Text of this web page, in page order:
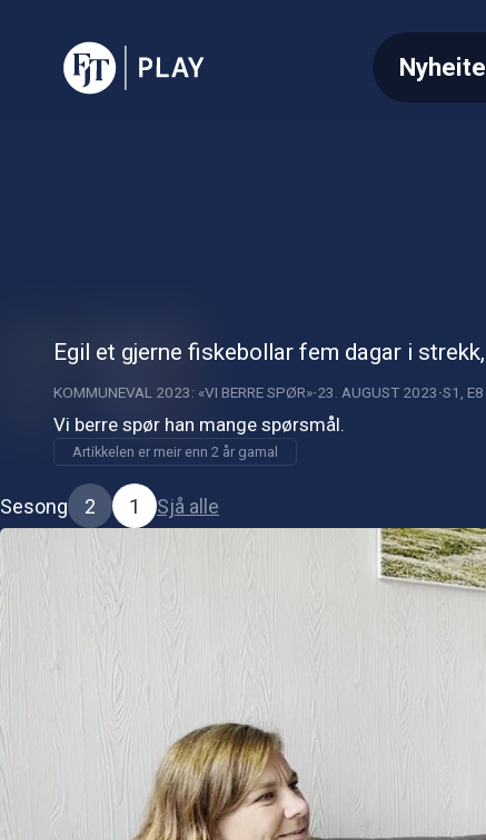
Egil et gjerne fiskebollar fem dagar i
KOMMUNEVAL 2023: «VI BERRE SPØR» 23. AUGUST 2023 S1, E8
Vi berre spør han mange spørsmål.
Artikkelen er meir enn 2 år gamal
Sesong 2 1 Sjå alle